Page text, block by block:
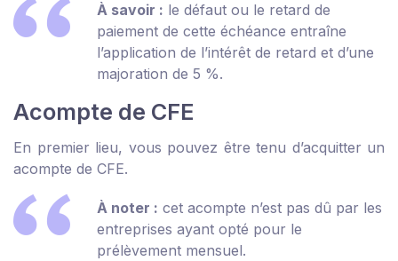
À savoir : le défaut ou le retard de
paiement de cette échéance entraîne
l’application de l’intérêt de retard et d’une
majoration de 5 %.
Acompte de CFE
En premier lieu, vous pouvez être tenu d’acquitter un
acompte de CFE.
À noter : cet acompte n’est pas dû par les
entreprises ayant opté pour le
prélèvement mensuel.